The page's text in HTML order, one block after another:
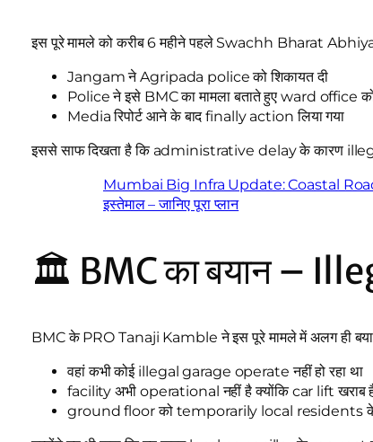
इस पूरे मामले को करीब 6 महीने पहले Swachh Bharat
Jangam ने Agripada police को शिकायत दी
Police ने इसे BMC का मामला बताते हुए ward office
Media रिपोर्ट आने के बाद finally action लिया गया
इससे साफ दिखता है कि administrative delay के कारण
Mumbai Big Infra Update: Coastal Road
इस्तेमाल – जानिए पूरा प्लान
🏛️ BMC का बयान –
BMC के PRO Tanaji Kamble ने इस पूरे मामले में अलग ही
वहां कभी कोई illegal garage operate नहीं हो रहा था
facility अभी operational नहीं है क्योंकि car lift खराब
ground floor को temporarily local residents के